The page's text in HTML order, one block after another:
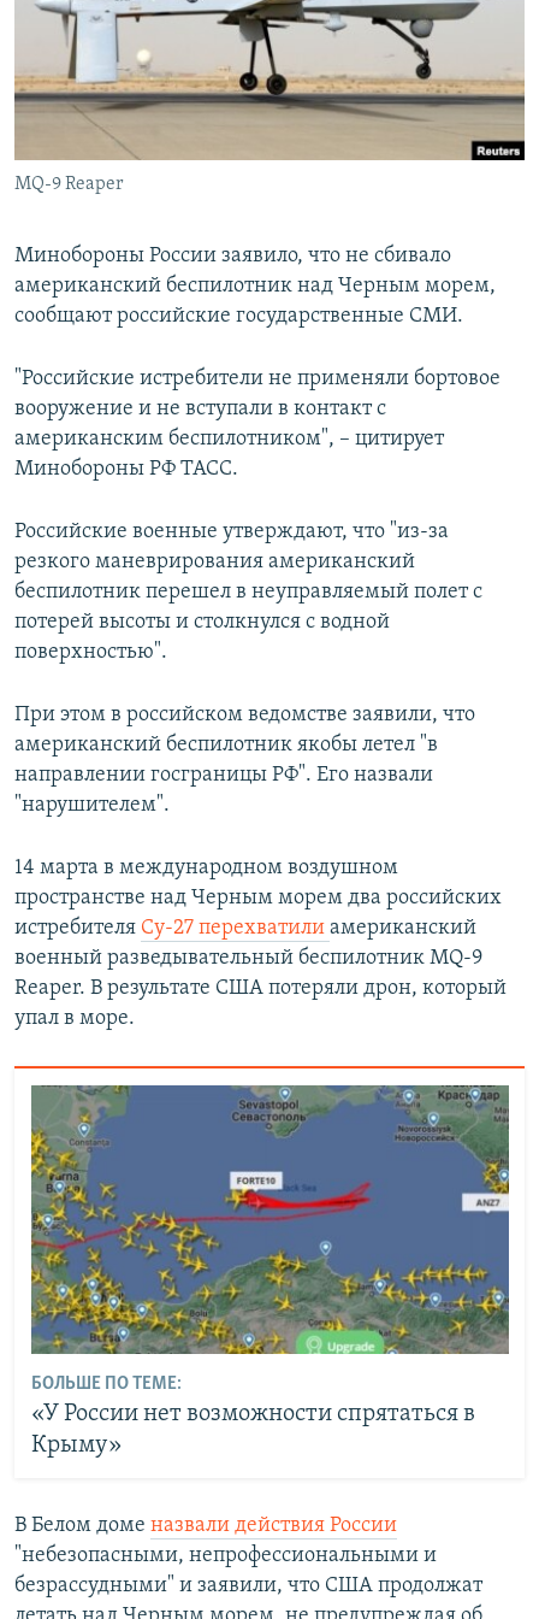
ПОБЕДИТЕЛЕЙ НЕ СУДЯТ?
КРЫМ.НЕПОКОРЕННЫЙ
ELIFBE
УКРАИНСКАЯ ПРОБЛЕМА КРЫМА
ПРИСОЕДИНЯЙТЕСЬ!
Все сайты RFE/RL
MQ-9 Reaper
Минобороны России заявило, что не сбивало
американский беспилотник над Черным морем,
сообщают российские государственные СМИ.
"Российские истребители не применяли бортовое
вооружение и не вступали в контакт с
американским беспилотником", – цитирует
Минобороны РФ ТАСС.
Российские военные утверждают, что "из-за
резкого маневрирования американский
беспилотник перешел в неуправляемый полет с
потерей высоты и столкнулся с водной
поверхностью".
При этом в российском ведомстве заявили, что
американский беспилотник якобы летел "в
направлении госграницы РФ". Его назвали
"нарушителем".
14 марта в международном воздушном
пространстве над Черным морем два российских
истребителя Су-27 перехватили американский
военный разведывательный беспилотник MQ-9
Reaper. В результате США потеряли дрон, который
упал в море.
БОЛЬШЕ ПО ТЕМЕ:
«У России нет возможности спрятаться в
Крыму»
В Белом доме назвали действия России
"небезопасными, непрофессиональными и
безрассудными" и заявили, что США продолжат